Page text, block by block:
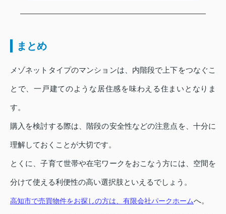
まとめ
メゾネットタイプのマンションは、内階段で上下をつなぐこ
とで、一戸建てのような居住感を味わえる住まいとなりま
す。
購入を検討する際は、階段の安全性などの注意点を、十分に
理解しておくことが大切です。
とくに、子育て世帯や在宅ワークをおこなう方には、空間を
分けて使える利便性の高い選択肢といえるでしょう。
高知市で売買物件をお探しの方は、有限会社パークホームへ。